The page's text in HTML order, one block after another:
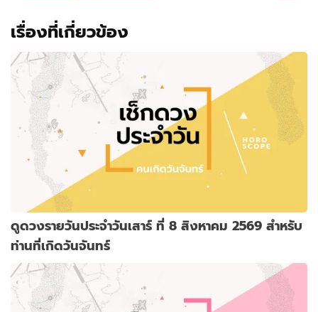
เรื่องที่เกี่ยวข้อง
ดูดวงรายวันประจำวันเสาร์ ที่ 8 สิงหาคม 2569 สำหรับ
ท่านที่เกิดวันจันทร์